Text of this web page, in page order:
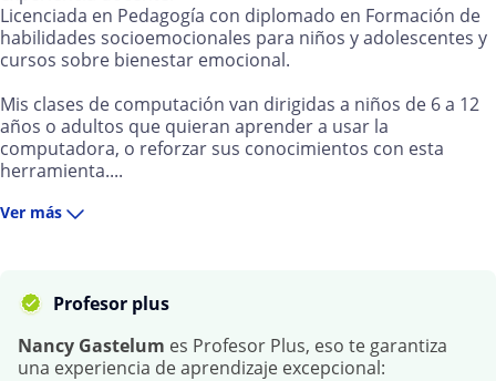
Licenciada en Pedagogía con diplomado en Formación de
habilidades socioemocionales para niños y adolescentes y
cursos sobre bienestar emocional.
Mis clases de computación van dirigidas a niños de 6 a 12
años o adultos que quieran aprender a usar la
computadora, o reforzar sus conocimientos con esta
herramienta....
Ver más
Profesor plus
Nancy Gastelum es Profesor Plus, eso te garantiza
una experiencia de aprendizaje excepcional: